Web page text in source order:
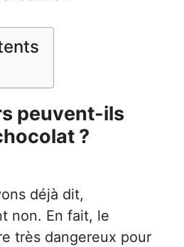
peuvent-ils
?
déjà dit,
non. En fait, le
très dangereux pour